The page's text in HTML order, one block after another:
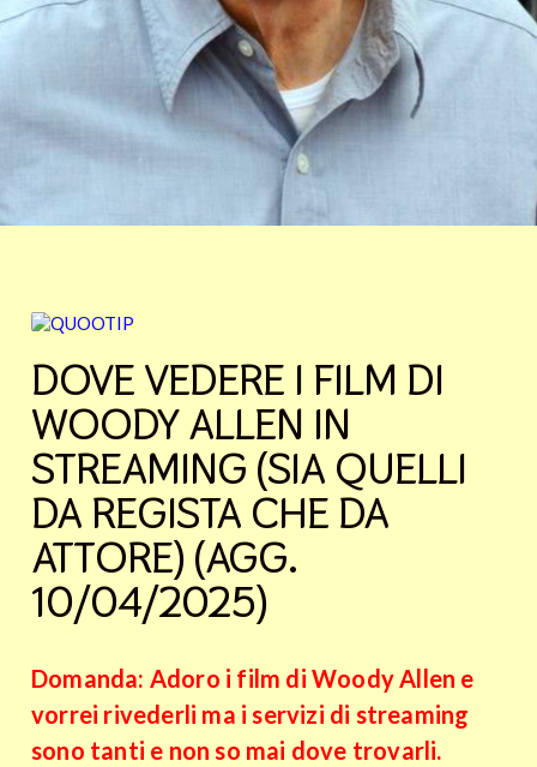
DOVE VEDERE I FILM DI
WOODY ALLEN IN
STREAMING (SIA QUELLI
DA REGISTA CHE DA
ATTORE) (AGG.
10/04/2025)
Domanda: Adoro i film di Woody Allen e
vorrei rivederli ma i servizi di streaming
sono tanti e non so mai dove trovarli.